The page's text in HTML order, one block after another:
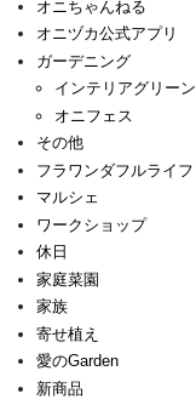
オニちゃんねる
オニヅカ公式アプリ
ガーデニング
インテリアグリーン
オニフェス
その他
フラワンダフルライフ
マルシェ
ワークショップ
休日
家庭菜園
家族
寄せ植え
愛のGarden
新商品